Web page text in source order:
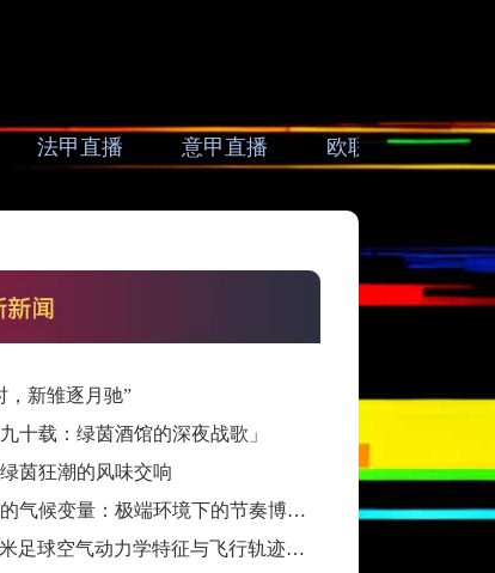
法甲直播 意甲直播 欧联直播
，新雏逐月驰”
十载：绿茵酒馆的深夜战歌」
茵狂潮的风味交响
跨洲附加赛的气候变量：极端环境下的节奏博弈与战术自适应
“高海拔538米足球空气动力学特征与飞行轨迹调控机制——以2026世界杯BBVA球场为实证场景”